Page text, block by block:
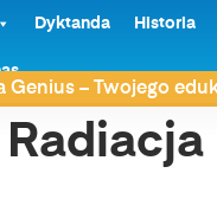
Dyktanda Historia
Genius – Twojego
Radiacja